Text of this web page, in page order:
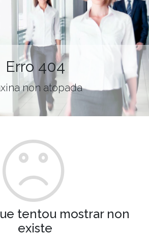
Erro 404
non atopada
tentou mostrar non
existe